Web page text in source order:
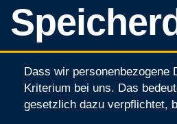
Dass wir personenbezogene
Kriterium bei uns. Das
gesetzlich dazu verpflichtet,